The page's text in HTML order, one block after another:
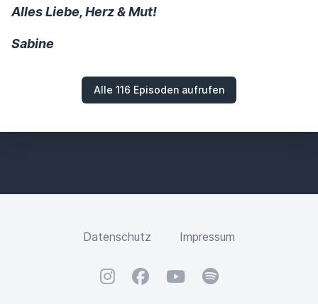
Alles Liebe, Herz & Mut!
Sabine
Alle 116 Episoden aufrufen
Datenschutz Impressum
InstagramFacebookYouTubeSpotify